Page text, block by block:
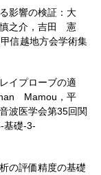
影響の検証：大
之介，吉田 憲
信越地方会学術集
イプローブの適
Mamou，平
医学会第35回関
基礎-3-
の評価精度の基礎